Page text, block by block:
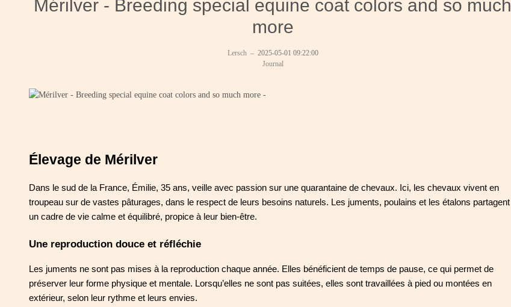
Mérilver - Breeding special equine coat colors and so much
more
Lersch– 2025-05-01 09:22:00
Journal
Élevage de Mérilver
Dans le sud de la France, Émilie, 35 ans, veille avec passion sur une quarantaine de chevaux. Ici, les chevaux vivent en
troupeau sur de vastes pâturages, dans le respect de leurs besoins naturels. Les juments, poulains et les étalons partagent
un cadre de vie calme et équilibré, propice à leur bien-être.
Une reproduction douce et réfléchie
Les juments ne sont pas mises à la reproduction chaque année. Elles bénéficient de temps de pause, ce qui permet de
préserver leur forme physique et mentale. Lorsqu’elles ne sont pas suitées, elles sont travaillées à pied ou montées en
extérieur, selon leur rythme et leurs envies.